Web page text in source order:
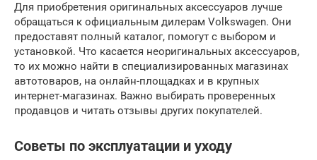
Для приобретения оригинальных аксессуаров лучше
обращаться к официальным дилерам Volkswagen. Они
предоставят полный каталог, помогут с выбором и
установкой. Что касается неоригинальных аксессуаров,
то их можно найти в специализированных магазинах
автотоваров, на онлайн-площадках и в крупных
интернет-магазинах. Важно выбирать проверенных
продавцов и читать отзывы других покупателей.
Советы по эксплуатации и уходу